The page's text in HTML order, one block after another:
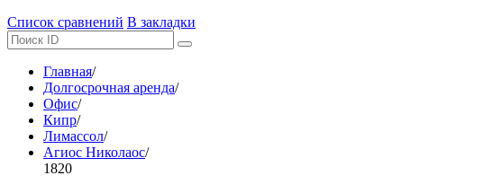
Список сравнений В закладки
Главная/
Долгосрочная аренда/
Офис/
Кипр/
Лимассол/
Агиос Николаос/
1820